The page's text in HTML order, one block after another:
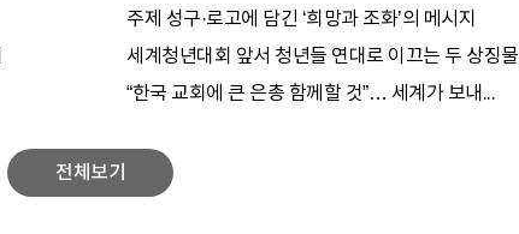
주제 성구·로고에 담긴 ‘희망과 조화’의 메시지
세계청년대회 앞서 청년들 연대로 이끄는 두 상징물
“한국 교회에 큰 은총 함께할 것”… 세계가 보내...
전체보기